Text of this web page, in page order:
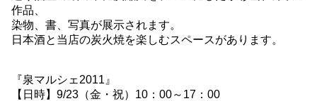
作品、
染物、書、写真が展示されます。
日本酒と当店の炭火焼を楽しむスペースがあります。
『泉マルシェ2011』
【日時】9/23（金・祝）10：00～17：00